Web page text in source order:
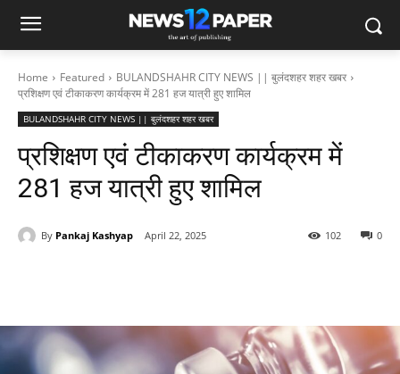
Home Featured
BULANDSHAHR CITY NEWS || बुलंदशहर शहर खबर
प्रशिक्षण एवं टीकाकरण कार्यक्रम में 281 हज यात्री हुए शामिल
BULANDSHAHR CITY NEWS || बुलंदशहर शहर खबर
प्रशिक्षण एवं टीकाकरण कार्यक्रम में
281 हज यात्री हुए शामिल
By Pankaj Kashyap April 22, 2025 0
102